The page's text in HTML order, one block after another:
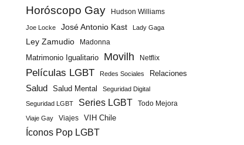
Horóscopo Gay Hudson Williams
Joe Locke José Antonio Kast Lady Gaga
Ley Zamudio Madonna
Matrimonio Igualitario Movilh Netflix
Películas LGBT Redes Sociales Relaciones
Salud Salud Mental Seguridad Digital
Seguridad LGBT Series LGBT Todo Mejora
Viaje Gay Viajes VIH Chile
Íconos Pop LGBT